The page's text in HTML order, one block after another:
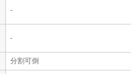
-
-
分割可倒